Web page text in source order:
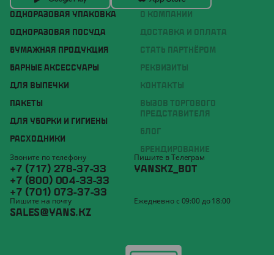
ОДНОРАЗОВАЯ УПАКОВКА
ОДНОРАЗОВАЯ ПОСУДА
БУМАЖНАЯ ПРОДУКЦИЯ
БАРНЫЕ АКСЕССУАРЫ
ДЛЯ ВЫПЕЧКИ
ПАКЕТЫ
ДЛЯ УБОРКИ И ГИГИЕНЫ
РАСХОДНИКИ
О КОМПАНИИ
ДОСТАВКА И ОПЛАТА
СТАТЬ ПАРТНЁРОМ
РЕКВИЗИТЫ
КОНТАКТЫ
ВЫЗОВ ТОРГОВОГО
ПРЕДСТАВИТЕЛЯ
БЛОГ
БРЕНДИРОВАНИЕ
Звоните по телефону
+7 (717) 278-37-33
+7 (800) 004-33-33
+7 (701) 073-37-33
Пишите в Телеграм
YANSKZ_BOT
Пишите на почту
SALES@YANS.KZ
Ежедневно с 09:00 до 18:00